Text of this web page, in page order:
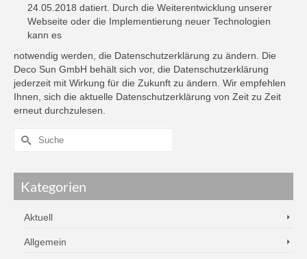
24.05.2018 datiert. Durch die Weiterentwicklung unserer
Webseite oder die Implementierung neuer Technologien
kann es
notwendig werden, die Datenschutzerklärung zu ändern. Die
Deco Sun GmbH behält sich vor, die Datenschutzerklärung
jederzeit mit Wirkung für die Zukunft zu ändern. Wir empfehlen
Ihnen, sich die aktuelle Datenschutzerklärung von Zeit zu Zeit
erneut durchzulesen.
Kategorien
Aktuell
Allgemein